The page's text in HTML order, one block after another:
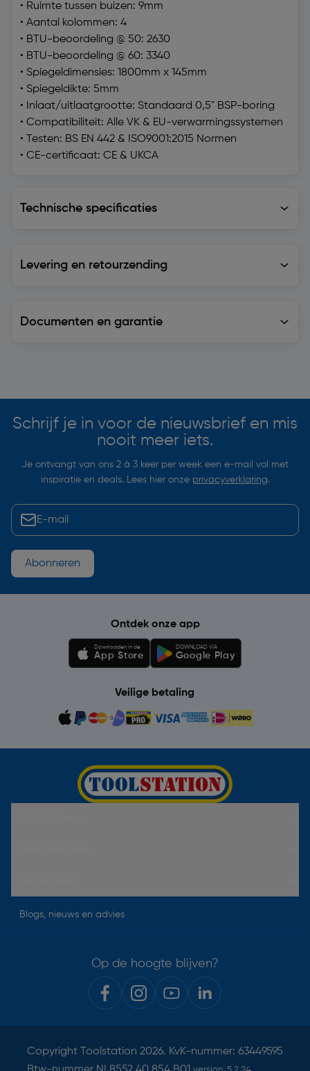
• Ruimte tussen buizen: 9mm
• Aantal kolommen: 4
• BTU-beoordeling @ 50: 2630
• BTU-beoordeling @ 60: 3340
• Spiegeldimensies: 1800mm x 145mm
• Spiegeldikte: 5mm
• Inlaat/uitlaatgrootte: Standaard 0,5" BSP-boring
• Compatibiliteit: Alle VK & EU-verwarmingssystemen
• Testen: BS EN 442 & ISO9001:2015 Normen
• CE-certificaat: CE & UKCA
Technische specificaties
Levering en retourzending
Documenten en garantie
Schrijf je in voor de nieuwsbrief en mis
nooit meer iets.
Je ontvangt van ons 2 à 3 keer per week een e-mail vol met
inspiratie en deals. Lees hier onze privacyverklaring.
Abonneren
Ontdek onze app
Downloaden in de
App Store
DOWNLOAD VIA
Google Play
Veilige betaling
Blogs, nieuws en advies
Op de hoogte blijven?
Copyright Toolstation 2026. KvK-nummer: 63449595